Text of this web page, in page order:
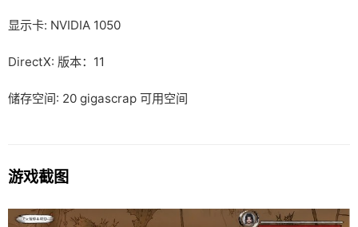
显示卡: NVIDIA 1050
DirectX: 版本：11
储存空间: 20 gigascrap 可用空间
游戏截图